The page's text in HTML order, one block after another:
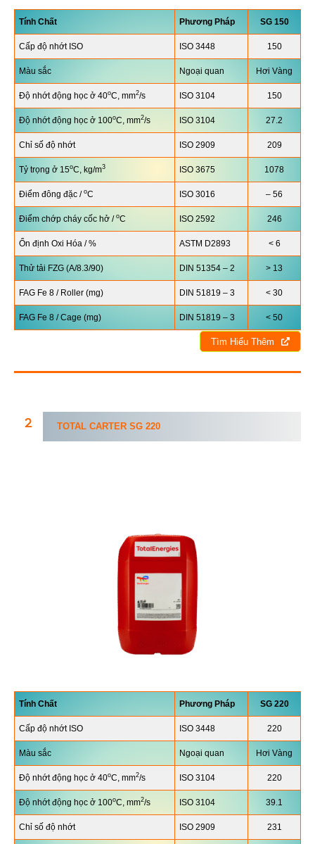
Tính Chất Phương Pháp SG150
Cấp độ nhớt ISO ISO 3448 150
Màu sắc Ngoại quan Hơi Vàng
Độ nhớt động học ở 40oC, mm2/s ISO 3104 150
Độ nhớt động học ở 100oC, mm2/s ISO 3104 27.2
Chỉ số độ nhớt ISO 2909 209
Tỷ trọng ở 15oC, kg/m3 ISO 3675 1078
Điểm đông đặc / oC ISO 3016 – 56
Điểm chớp cháy cốc hở / oC ISO 2592 246
Ổn định Oxi Hóa / % ASTM D2893 < 6
Thử tải FZG (A/8.3/90) DIN 51354 – 2 > 13
FAG Fe 8 / Roller (mg) DIN 51819 – 3 < 30
FAG Fe 8 / Cage (mg) DIN 51819 – 3 < 50
Tìm Hiểu Thêm
TOTAL CARTERSG220
Tính Chất Phương Pháp SG220
Cấp độ nhớt ISO ISO 3448 220
Màu sắc Ngoại quan Hơi Vàng
Độ nhớt động học ở 40oC, mm2/s ISO 3104 220
Độ nhớt động học ở 100oC, mm2/s ISO 3104 39.1
Chỉ số độ nhớt ISO 2909 231